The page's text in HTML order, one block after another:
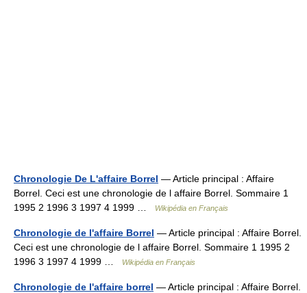
Chronologie De L'affaire Borrel — Article principal : Affaire
Borrel. Ceci est une chronologie de l affaire Borrel. Sommaire 1
1995 2 1996 3 1997 4 1999 …
Wikipédia en Français
Chronologie de l'affaire Borrel — Article principal : Affaire Borrel.
Ceci est une chronologie de l affaire Borrel. Sommaire 1 1995 2
1996 3 1997 4 1999 …
Wikipédia en Français
Chronologie de l'affaire borrel — Article principal : Affaire Borrel.